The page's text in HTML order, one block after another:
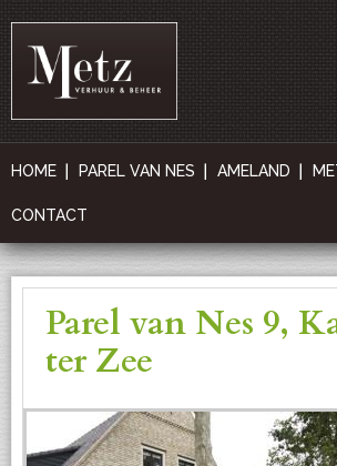
HOME PAREL VAN NES AMELAND
CONTACT
Parel van Nes 9,
ter Zee